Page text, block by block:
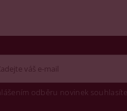
odběru novinek